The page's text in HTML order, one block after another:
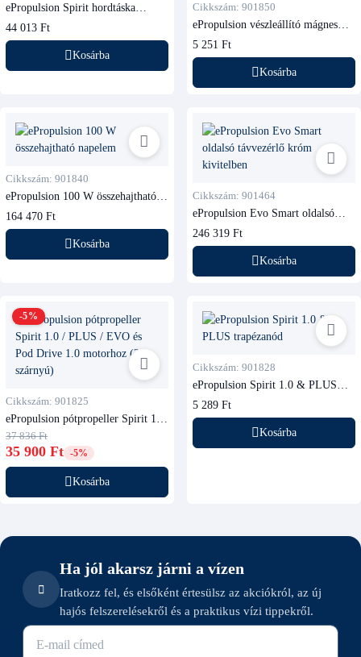
ePropulsion Spirit hordtáska
(minden modellhez)
44 013 Ft
Kosárba
Cikkszám: 901850
ePropulsion vészleállító mágnes
Spirit és Navy motorokhoz
5 251 Ft
Kosárba
Cikkszám: 901840
ePropulsion 100 W összehajtható
napelem
164 470 Ft
Kosárba
Cikkszám: 901464
ePropulsion Evo Smart oldalsó
távvezérlő króm kivitelben
246 319 Ft
Kosárba
-5%
Cikkszám: 901825
ePropulsion pótpropeller Spirit 1.0
/ PLUS / EVO és Pod Drive 1.0
motorhoz (2 szárnyú)
37 836 Ft
35 900 Ft -5%
Kosárba
Cikkszám: 901828
ePropulsion Spirit 1.0 & PLUS
trapézanód
5 289 Ft
Kosárba
Ha jól akarsz járni a vízen
Iratkozz fel, és elsőként értesülsz az akciókról, az új
hajós felszerelésekről és a praktikus vízi tippekről.
E-mail cím